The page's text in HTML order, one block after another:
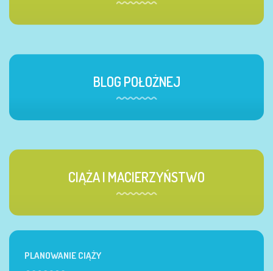
BLOG POŁOŻNEJ
CIĄŻA I MACIERZYŃSTWO
PLANOWANIE CIĄŻY